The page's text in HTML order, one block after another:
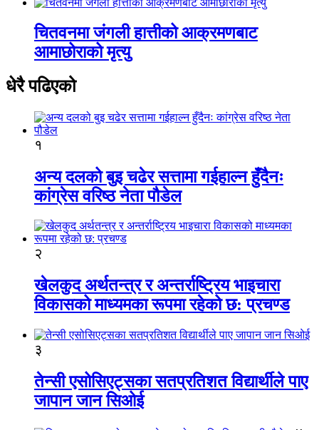
चितवनमा जंगली हात्तीको आक्रमणबाट
आमाछोराको मृत्यु
धेरै पढिएको
१
अन्य दलको बुइ चढेर सत्तामा गईहाल्न हुँदैनः
कांग्रेस वरिष्ठ नेता पौडेल
२
खेलकुद अर्थतन्त्र र अन्तर्राष्ट्रिय भाइचारा
विकासको माध्यमका रूपमा रहेको छ: प्रचण्ड
३
तेन्सी एसोसिएट्सका सतप्रतिशत विद्यार्थीले पाए
जापान जान सिओई